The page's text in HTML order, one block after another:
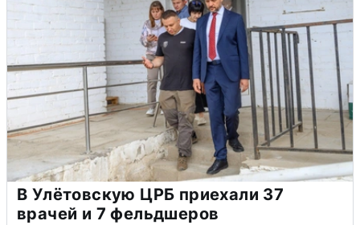
В Улётовскую ЦРБ приехали 37
врачей и 7 фельдшеров